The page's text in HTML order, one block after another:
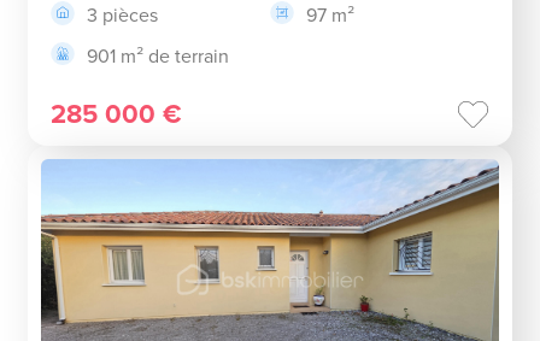
3 pièces
97 m²
901 m² de terrain
285 000 €